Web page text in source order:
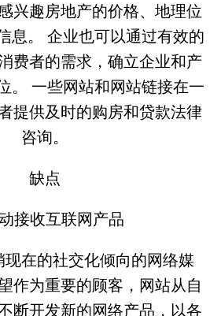
兴趣房地产的价格、地理位
息。 企业也可以通过有效的
费者的需求，确立企业和产
。 一些网站和网站链接在一
提供及时的购房和贷款法律
咨询。
缺点
接收互联网产品
现在的社交化倾向的网络媒
作为重要的顾客，网站从自
断开发新的网络产品，以各